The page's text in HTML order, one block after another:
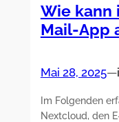
Wie kann
Mail-App
Mai 28, 2025—
Im Folgenden
Nextcloud, den